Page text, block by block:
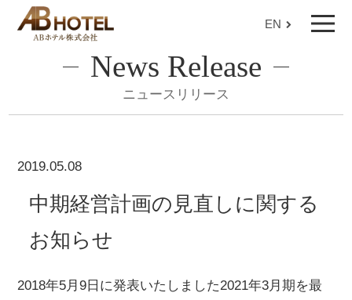
EN
News Release
ニュースリリース
2019.05.08
中期経営計画の見直しに関する
お知らせ
2018年5月9日に発表いたしました2021年3月期を最